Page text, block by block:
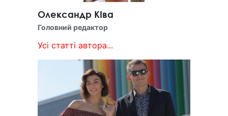
Олександр КІва
Головний редактор
Усі статті автора...